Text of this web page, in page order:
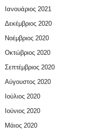
Ιανουάριος 2021
Δεκέμβριος 2020
Νοέμβριος 2020
Οκτώβριος 2020
Σεπτέμβριος 2020
Αύγουστος 2020
Ιούλιος 2020
Ιούνιος 2020
Μάιος 2020